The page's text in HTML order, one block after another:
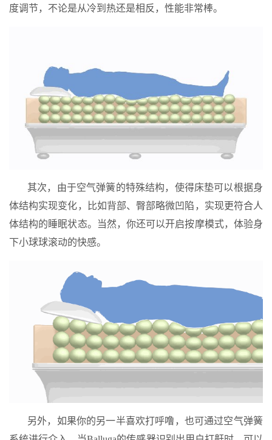
度调节，不论是从冷到热还是相反，性能非常棒。
其次，由于空气弹簧的特殊结构，使得床垫可以根据身
体结构实现变化，比如背部、臀部略微凹陷，实现更符合人
体结构的睡眠状态。当然，你还可以开启按摩模式，体验身
下小球球滚动的快感。
另外，如果你的另一半喜欢打呼噜，也可通过空气弹簧